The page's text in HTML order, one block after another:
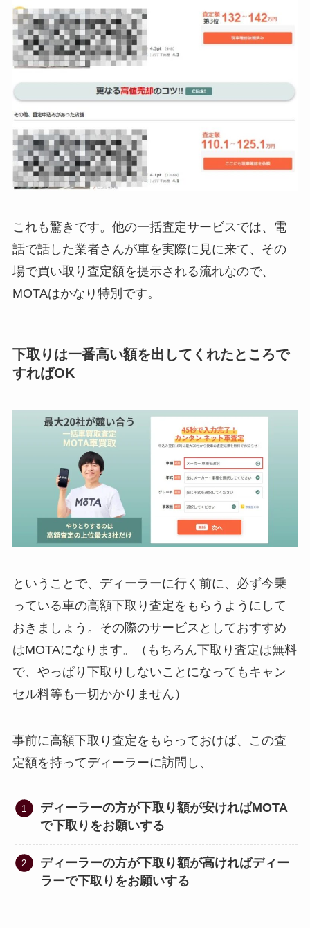
これも驚きです。他の一括査定サービスでは、電
話で話した業者さんが車を実際に見に来て、その
場で買い取り査定額を提示される流れなので、
MOTAはかなり特別です。
下取りは一番高い額を出してくれたところで
すればOK
ということで、ディーラーに行く前に、必ず今乗
っている車の高額下取り査定をもらうようにして
おきましょう。その際のサービスとしておすすめ
はMOTAになります。（もちろん下取り査定は無料
で、やっぱり下取りしないことになってもキャン
セル料等も一切かかりません）
事前に高額下取り査定をもらっておけば、この査
定額を持ってディーラーに訪問し、
ディーラーの方が下取り額が安ければMOTA
で下取りをお願いする
ディーラーの方が下取り額が高ければディー
ラーで下取りをお願いする